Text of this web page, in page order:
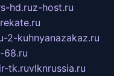
hd.ruz-host.ru
2-kuhnyanazakaz.ru
68.ru
tk.ruvlknrussia.ru